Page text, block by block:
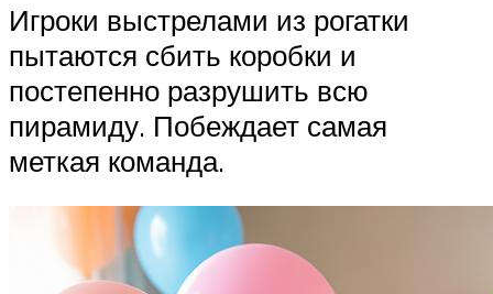
Игроки выстрелами из рогатки
пытаются сбить коробки и
постепенно разрушить всю
пирамиду. Побеждает самая
меткая команда.